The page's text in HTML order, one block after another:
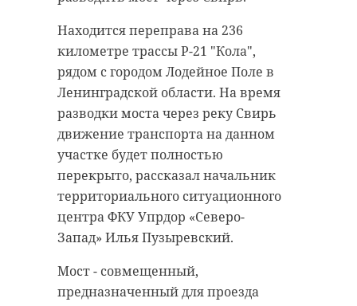
Находится переправа на 236
километре трассы Р-21 "Кола",
рядом с городом Лодейное Поле в
Ленинградской области. На время
разводки моста через реку Свирь
движение транспорта на данном
участке будет полностью
перекрыто, рассказал начальник
территориального ситуационного
центра ФКУ Упрдор «Северо-
Запад» Илья Пузыревский.
Мост - совмещенный,
предназначенный для проезда